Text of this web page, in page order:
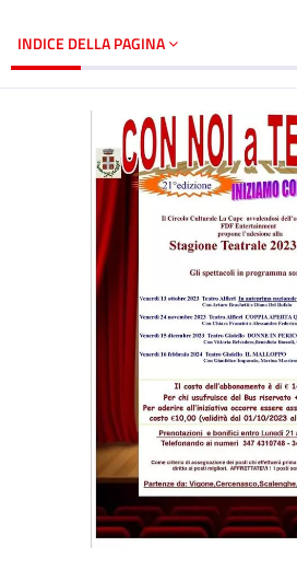
INDICE DELLA PAGINA